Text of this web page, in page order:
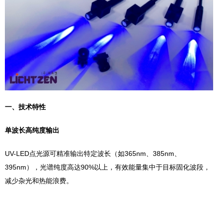
‌一、技术特性‌
‌单波长高纯度输出‌
UV-LED点光源可精准输出特定波长（如365nm、385nm、
395nm），光谱纯度高达90%以上，有效能量集中于目标固化波段，
减少杂光和热能浪费。